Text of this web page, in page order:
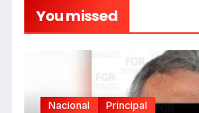
You missed
Nacional Principal